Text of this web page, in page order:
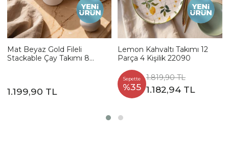
Mat Beyaz Gold Fileli
Stackable Çay Takımı 8
1.199,90 TL
Lemon Kahvaltı Takımı 12
Parça 4 Kişilik 22090
Sepette
%35
1.819,90 TL
1.182,94 TL